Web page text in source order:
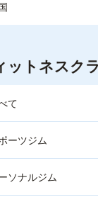
ットネスク
て
ーツジム
ソナルジム